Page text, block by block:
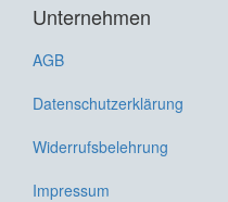
Unternehmen
AGB
Datenschutzerklärung
Widerrufsbelehrung
Impressum